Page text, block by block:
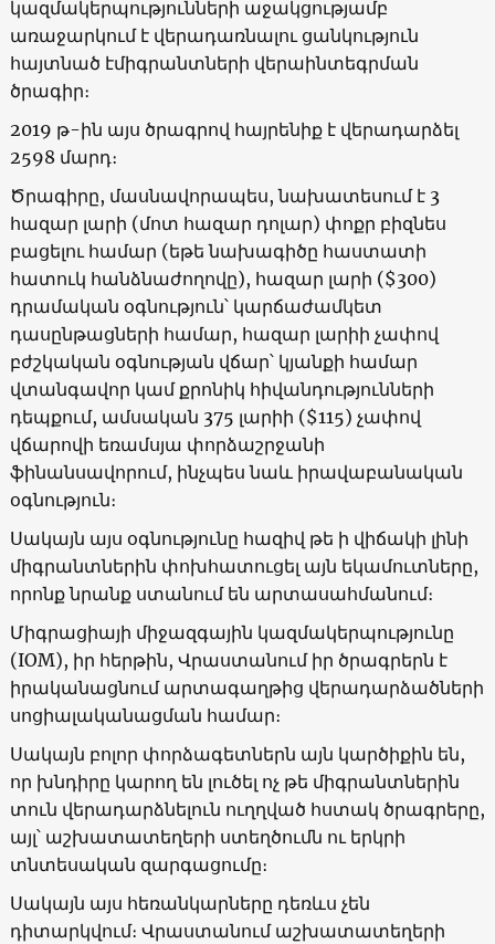
կազմակերպությունների աջակցությամբ
առաջարկում է վերադառնալու ցանկություն
հայտնած էմիգրանտների վերաինտեգրման
ծրագիր։
2019 թ-ին այս ծրագրով հայրենիք է վերադարձել
2598 մարդ։
Ծրագիրը, մասնավորապես, նախատեսում է 3
հազար լարի (մոտ հազար դոլար) փոքր բիզնես
բացելու համար (եթե նախագիծը հաստատի
հատուկ հանձնաժողովը), հազար լարի ($300)
դրամական օգնություն՝ կարճաժամկետ
դասընթացների համար, հազար լարիի չափով
բժշկական օգնության վճար՝ կյանքի համար
վտանգավոր կամ քրոնիկ հիվանդությունների
դեպքում, ամսական 375 լարիի ($115) չափով
վճարովի եռամսյա փորձաշրջանի
ֆինանսավորում, ինչպես նաև իրավաբանական
օգնություն։
Սակայն այս օգնությունը հազիվ թե ի վիճակի լինի
միգրանտներին փոխհատուցել այն եկամուտները,
որոնք նրանք ստանում են արտասահմանում։
Միգրացիայի միջազգային կազմակերպությունը
(IOM), իր հերթին, Վրաստանում իր ծրագրերն է
իրականացնում արտագաղթից վերադարձածների
սոցիալականացման համար։
Սակայն բոլոր փորձագետներն այն կարծիքին են,
որ խնդիրը կարող են լուծել ոչ թե միգրանտներին
տուն վերադարձնելուն ուղղված հստակ ծրագրերը,
այլ՝ աշխատատեղերի ստեղծումն ու երկրի
տնտեսական զարգացումը։
Սակայն այս հեռանկարները դեռևս չեն
դիտարկվում։ Վրաստանում աշխատատեղերի